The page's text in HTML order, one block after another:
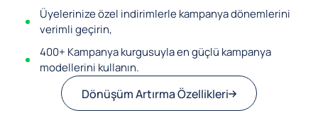
Üyelerinize özel indirimlerle kampanya dönemlerini
verimli geçirin,
400+ Kampanya kurgusuyla en güçlü kampanya
modellerini kullanın.
Dönüşüm Artırma Özellikleri